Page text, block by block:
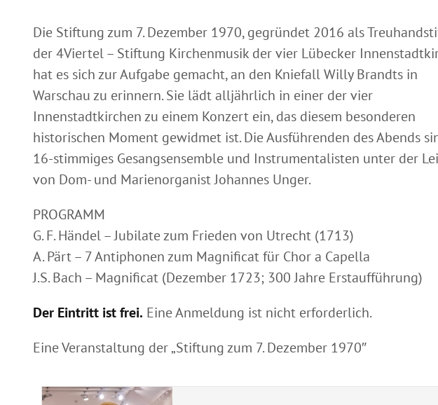
Die Stiftung zum 7. Dezember 1970, gegründet 2016 als
der 4Viertel – Stiftung Kirchenmusik der vier Lübecker
hat es sich zur Aufgabe gemacht, an den Kniefall Willy Brandts in
Warschau zu erinnern. Sie lädt alljährlich in einer der vier
Innenstadtkirchen zu einem Konzert ein, das diesem besonderen
historischen Moment gewidmet ist. Die Ausführenden des Abends
16-stimmiges Gesangsensemble und Instrumentalisten unter der
von Dom- und Marienorganist Johannes Unger.
PROGRAMM
G. F. Händel – Jubilate zum Frieden von Utrecht (1713)
A. Pärt – 7 Antiphonen zum Magnificat für Chor a Capella
J.S. Bach – Magnificat (Dezember 1723; 300 Jahre Erstaufführung)
Der Eintritt ist frei. Eine Anmeldung ist nicht erforderlich.
Eine Veranstaltung der „Stiftung zum 7. Dezember 1970″